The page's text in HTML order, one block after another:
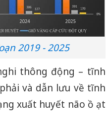
2019 - 2025
thông động – tĩnh
và dẫn lưu về tĩnh
xuất huyết não ồ ạt